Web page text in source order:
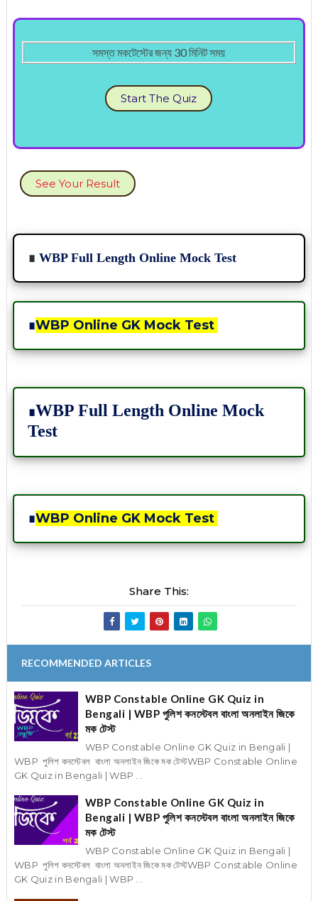
সমস্ত মকটেস্টের জন্য 30 মিনিট সময়
Start The Quiz
See Your Result
∎ WBP Full Length Online Mock Test
∎WBP Online GK Mock Test
∎WBP Full Length Online Mock
Test
∎WBP Online GK Mock Test
Share This:
RECOMMENDED ARTICLES
WBP Constable Online GK Quiz in
Bengali | WBP পুলিশ কনস্টেবল বাংলা অনলাইন জিকে
মক টেস্ট
WBP Constable Online GK Quiz in Bengali |
WBP পুলিশ কনস্টেবল বাংলা অনলাইন জিকে মক টেস্টWBP Constable Online
GK Quiz in Bengali | WBP ...
WBP Constable Online GK Quiz in
Bengali | WBP পুলিশ কনস্টেবল বাংলা অনলাইন জিকে
মক টেস্ট
WBP Constable Online GK Quiz in Bengali |
WBP পুলিশ কনস্টেবল বাংলা অনলাইন জিকে মক টেস্টWBP Constable Online
GK Quiz in Bengali | WBP ...